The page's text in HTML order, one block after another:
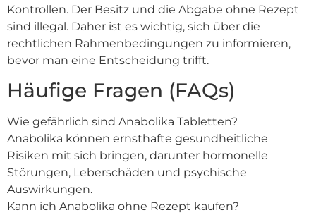
Kontrollen. Der Besitz und die Abgabe ohne Rezept
sind illegal. Daher ist es wichtig, sich über die
rechtlichen Rahmenbedingungen zu informieren,
bevor man eine Entscheidung trifft.
Häufige Fragen (FAQs)
Wie gefährlich sind Anabolika Tabletten?
Anabolika können ernsthafte gesundheitliche
Risiken mit sich bringen, darunter hormonelle
Störungen, Leberschäden und psychische
Auswirkungen.
Kann ich Anabolika ohne Rezept kaufen?